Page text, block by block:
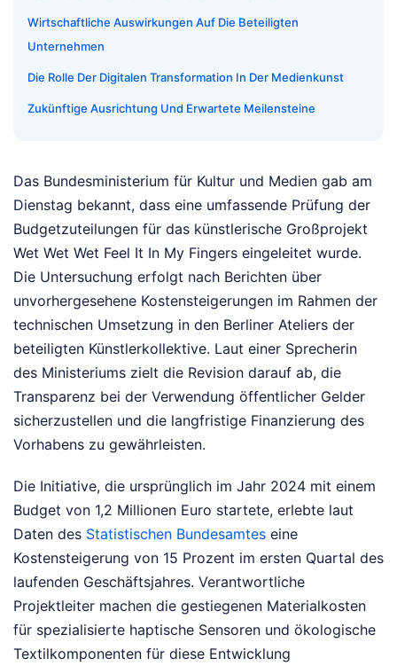
Wirtschaftliche Auswirkungen Auf Die Beteiligten
Unternehmen
Die Rolle Der Digitalen Transformation In Der Medienkunst
Zukünftige Ausrichtung Und Erwartete Meilensteine
Das Bundesministerium für Kultur und Medien gab am
Dienstag bekannt, dass eine umfassende Prüfung der
Budgetzuteilungen für das künstlerische Großprojekt
Wet Wet Wet Feel It In My Fingers eingeleitet wurde.
Die Untersuchung erfolgt nach Berichten über
unvorhergesehene Kostensteigerungen im Rahmen der
technischen Umsetzung in den Berliner Ateliers der
beteiligten Künstlerkollektive. Laut einer Sprecherin
des Ministeriums zielt die Revision darauf ab, die
Transparenz bei der Verwendung öffentlicher Gelder
sicherzustellen und die langfristige Finanzierung des
Vorhabens zu gewährleisten.
Die Initiative, die ursprünglich im Jahr 2024 mit einem
Budget von 1,2 Millionen Euro startete, erlebte laut
Daten des Statistischen Bundesamtes eine
Kostensteigerung von 15 Prozent im ersten Quartal des
laufenden Geschäftsjahres. Verantwortliche
Projektleiter machen die gestiegenen Materialkosten
für spezialisierte haptische Sensoren und ökologische
Textilkomponenten für diese Entwicklung